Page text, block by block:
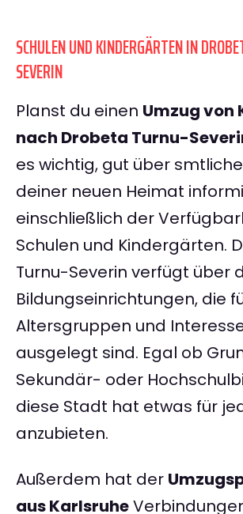
SCHULEN UND KINDERGÄRTEN IN
SEVERIN
Planst du einen Umzug von
nach Drobeta Turnu-
es wichtig, gut über
deiner neuen Heimat
einschließlich der
Schulen und Kindergärten.
Turnu-Severin verfügt über
Bildungseinrichtungen, die
Altersgruppen und
ausgelegt sind. Egal ob
Sekundär- oder
diese Stadt hat etwas für
anzubieten.
Außerdem hat der
aus Karlsruhe